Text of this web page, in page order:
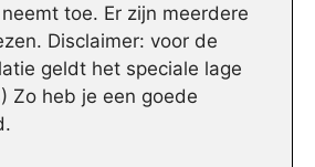
toe. Er zijn meerdere
Disclaimer: voor de
geldt het speciale lage
Zo heb je een goede